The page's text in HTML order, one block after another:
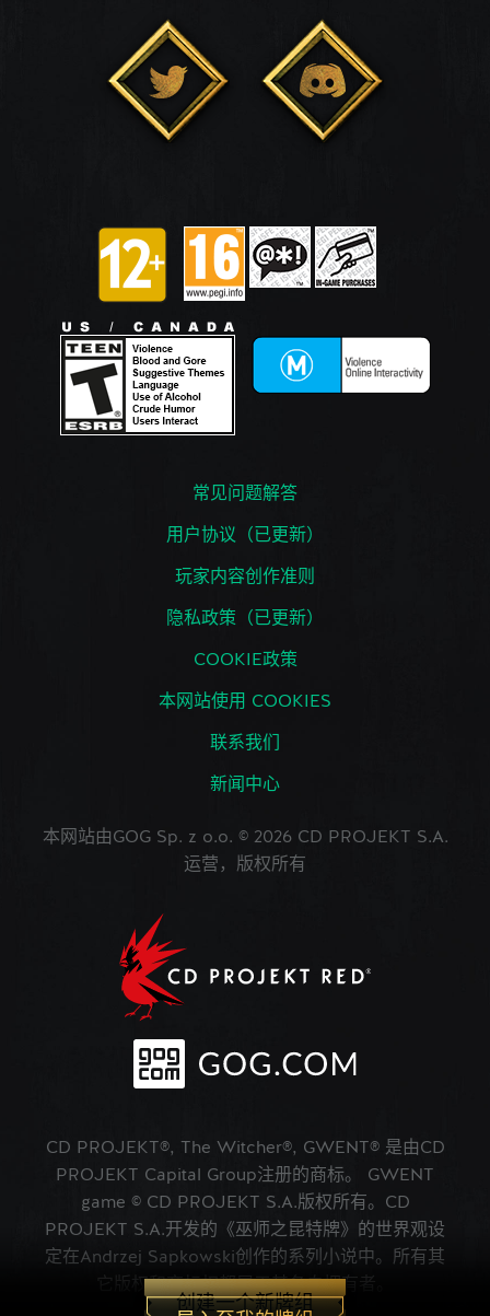
创建一个新牌组
常见问题解答
用户协议（已更新）
玩家内容创作准则
隐私政策（已更新）
COOKIE政策
本网站使用 COOKIES
联系我们
新闻中心
本网站由GOG Sp. z o.o. © 2026 CD PROJEKT S.A.
运营，版权所有
CD PROJEKT®, The Witcher®, GWENT® 是由CD
PROJEKT Capital Group注册的商标。 GWENT
game © CD PROJEKT S.A.版权所有。CD
PROJEKT S.A.开发的《巫师之昆特牌》的世界观设
定在Andrzej Sapkowski创作的系列小说中。所有其
它版权和商标权都属于其各自拥有者。